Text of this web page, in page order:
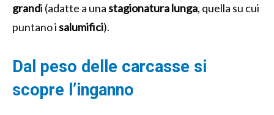
grandi (adatte a unastagionatura lunga, quella su cui
puntano isalumifici).
Dal peso delle carcasse si
scopre l’inganno